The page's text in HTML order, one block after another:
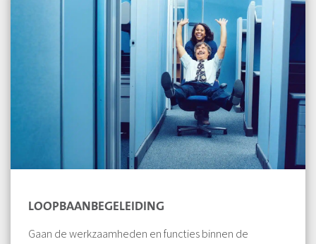
LOOPBAANBEGELEIDING
Gaan de werkzaamheden en functies binnen de